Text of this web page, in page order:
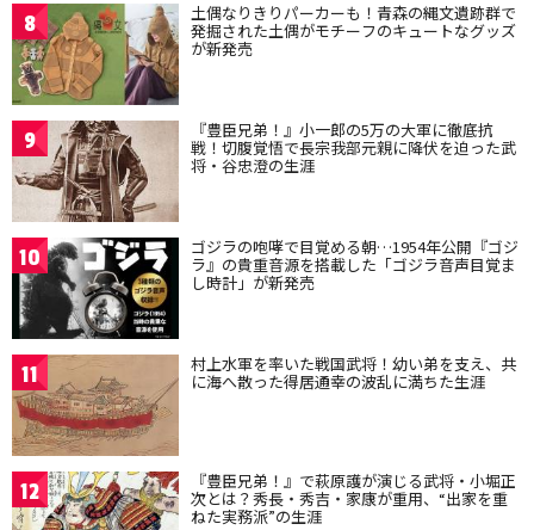
8 土偶なりきりパーカーも！青森の縄文遺跡群で
発掘された土偶がモチーフのキュートなグッズ
が新発売
9 『豊臣兄弟！』小一郎の5万の大軍に徹底抗
戦！切腹覚悟で長宗我部元親に降伏を迫った武
将・谷忠澄の生涯
10 ゴジラの咆哮で目覚める朝…1954年公開『ゴジ
ラ』の貴重音源を搭載した「ゴジラ音声目覚ま
し時計」が新発売
11 村上水軍を率いた戦国武将！幼い弟を支え、共
に海へ散った得居通幸の波乱に満ちた生涯
12 『豊臣兄弟！』で萩原護が演じる武将・小堀正
次とは？秀長・秀吉・家康が重用、“出家を重
ねた実務派”の生涯